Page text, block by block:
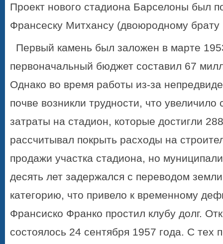
Проект нового стадиона Барселоны был
Франсеску Митхансу (двоюродному
Первый камень был заложен в марте
первоначальный бюджет составил 67
Однако во время работы из-за
почве возникли трудности, что увеличило
затраты на стадион, которые достигли
рассчитывал покрыть расходы на
продажи участка стадиона, но
десять лет задержался с переводом
категорию, что привело к временному
Франсиско Франко простил клубу долг.
состоялось 24 сентября 1957 года. С тех